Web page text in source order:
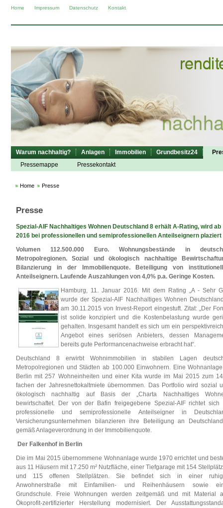
Home Impressum Datenschutz Kontakt
Warum nachhaltig? Anlagen Immobilien Grundbesitz24
Pressemappe
Pressekontakt
Home Presse
Presse
Spezial-AIF Nachhaltiges Wohnen Deutschland 8 erhält A-Rating, wird ab
2016 bei professionellen und semiprofessionellen Anteilseignern plaziert
Volumen 112.500.000 Euro. Wohnungsbestände in
Metropolregionen. Sozial und ökologisch nachhaltige
Bilanzierung in der Immobilienquote. Beteiligung von
Anteilseignern. Laufende Auszahlungen von 4,0% p.a. Geringe Kosten.
Hamburg, 11. Januar 2016. Mit dem Rating „A - Sehr
wurde der Spezial-AIF Nachhaltiges Wohnen
am 30.11.2015 von Invest-Report eingestuft. Zitat: „Der
ist solide konzipiert und die Kostenbelastung wurde
gehalten. Insgesamt handelt es sich um ein
Angebot eines seriösen Anbieters, dessen
bereits gute Performancenachweise erbracht hat“.
Deutschland 8 erwirbt Wohnimmobilien in stabilen Lagen
Metropolregionen und Städten ab 100.000 Einwohnern. Eine
Berlin mit 257 Wohneinheiten und einer Kita wurde im Mai 2015 zum
fachen der Jahresnettokaltmiete übernommen. Das Portfolio wird sozial
ökologisch nachhaltig auf Basis der „Charta Nachhaltiges
bewirtschaftet. Der von der Bafin freigegebene Spezial-AIF richtet sich
professionelle und semiprofessionelle Anteilseigner in
Versicherungsunternehmen bilanzieren ihre Beteiligung an
gemäß Anlageverordnung in der Immobilienquote.
Der Falkenhof in Berlin
Die im Mai 2015 übernommene Wohnanlage wurde 1970 errichtet und
aus 11 Häusern mit 17.250 m² Nutzfläche, einer Tiefgarage mit 154
und 115 offenen Stellplätzen. Sie befindet sich in einer
Anwohnerstraße mit Einfamilien- und Reihenhäusern sowie
Grundschule. Freie Wohnungen werden zeitgemäß und mit Material
Ökoprofit-zertifizierter Herstellung modernisiert. Der